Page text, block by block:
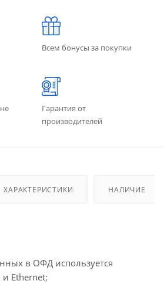
Всем бонусы за покупки
Гарантия от
производителей
ХАРАКТЕРИСТИКИ НАЛИЧИЕ
в ОФД используется
Ethernet;